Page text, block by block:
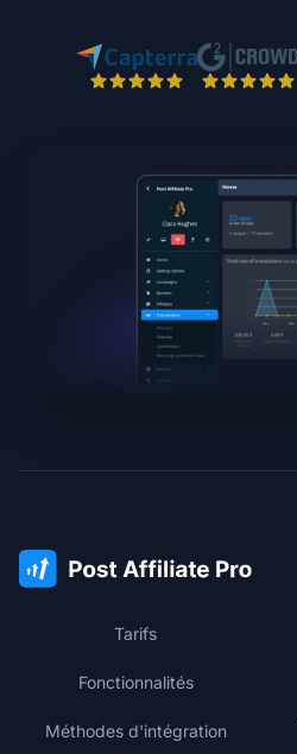
Tarifs
Fonctionnalités
Méthodes d'intégration